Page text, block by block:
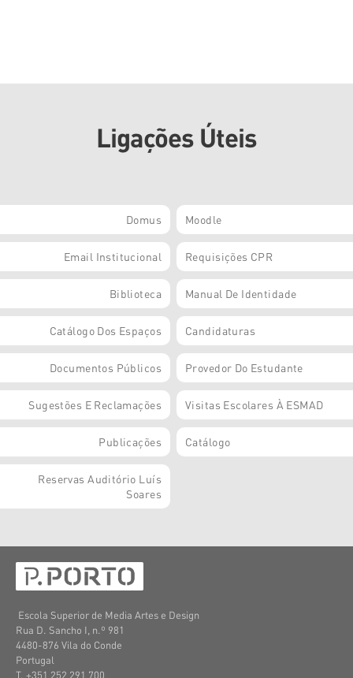
Ligações Úteis
Domus Moodle
Email Institucional Requisições CPR
Biblioteca Manual De Identidade
Catálogo Dos Espaços Candidaturas
Documentos Públicos Provedor Do Estudante
Sugestões E Reclamações Visitas Escolares À ESMAD
Publicações Catálogo
Reservas Auditório Luís
Soares
Escola Superior de Media Artes e Design
Rua D. Sancho I, n.º 981
4480-876 Vila do Conde
Portugal
T. +351 252 291 700